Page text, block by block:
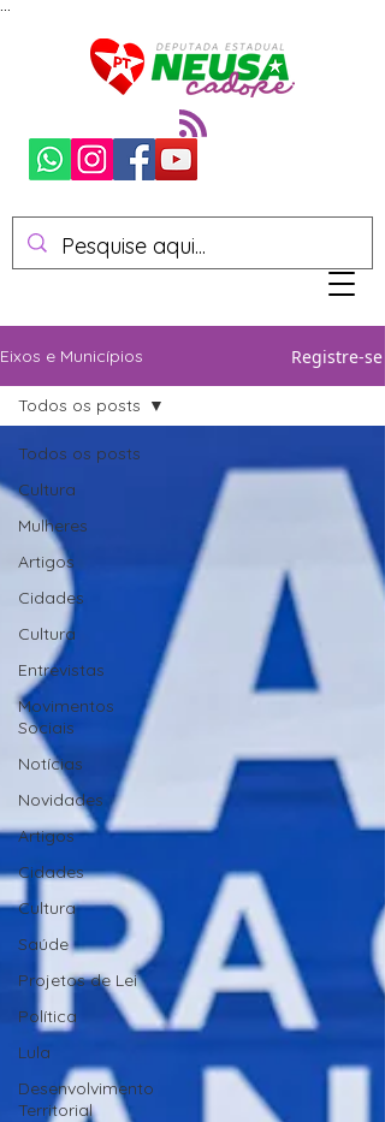
Eixos e Municípios Registre-se
Todos os posts
Cultura
Mulheres
Artigos
Cidades
Cultura
Entrevistas
Movimentos
Sociais
Notícias
Novidades
Artigos
Cidades
Cultura
Saúde
Projetos de Lei
Política
Lula
Desenvolvimento
Territorial
Todos os posts